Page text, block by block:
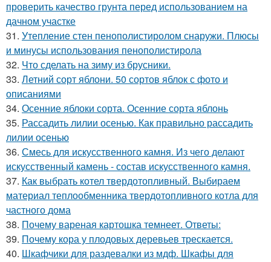
проверить качество грунта перед использованием на
дачном участке
31. Утепление стен пенополистиролом снаружи. Плюсы
и минусы использования пенополистирола
32. Что сделать на зиму из брусники.
33. Летний сорт яблони. 50 сортов яблок с фото и
описаниями
34. Осенние яблоки сорта. Осенние сорта яблонь
35. Рассадить лилии осенью. Как правильно рассадить
лилии осенью
36. Смесь для искусственного камня. Из чего делают
искусственный камень - состав искусственного камня.
37. Как выбрать котел твердотопливный. Выбираем
материал теплообменника твердотопливного котла для
частного дома
38. Почему вареная картошка темнеет. Ответы:
39. Почему кора у плодовых деревьев трескается.
40. Шкафчики для раздевалки из мдф. Шкафы для